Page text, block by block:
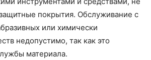
покрытия. Обслуживание с
или химически
недопустимо, так как это
материала.